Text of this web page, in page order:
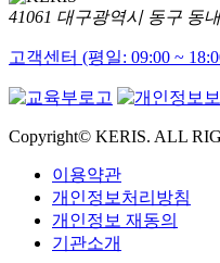
41061 대구광역시 동구 동
고객센터 (평일: 09:00 ~
Copyright© KERIS. ALL
이용약관
개인정보처리방침
개인정보 재동의
기관소개